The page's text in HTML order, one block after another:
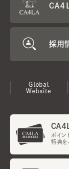
採用
Global
Website
ポイン
特典を